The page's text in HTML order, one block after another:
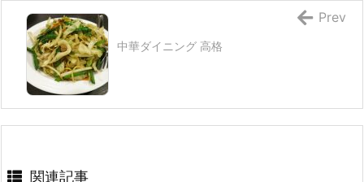
中華ダイニング 高格
Prev
関連記事